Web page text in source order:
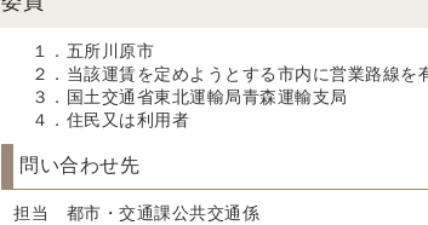
１．五所川原市
２．当該運賃を定めようとする市内に営業路線を
３．国土交通省東北運輸局青森運輸支局
４．住民又は利用者
問い合わせ先
担当 都市・交通課公共交通係